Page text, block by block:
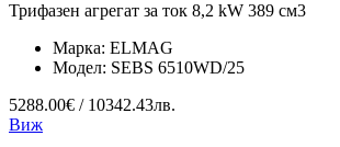
Трифазен агрегат за ток 8,2 kW 389 см3
Марка: ELMAG
Модел: SEBS 6510WD/25
5288.00€ / 10342.43лв.
Виж